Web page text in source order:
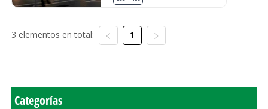
3 elementos en total: 1
Categorías